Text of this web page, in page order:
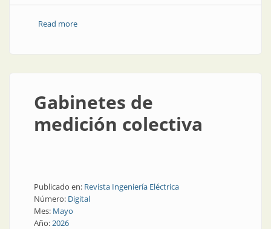
Read moreabout Conectores de alto rendimiento
Gabinetes de
medición colectiva
Publicado en: Revista Ingeniería Eléctrica
Número: Digital
Mes: Mayo
Año:2026